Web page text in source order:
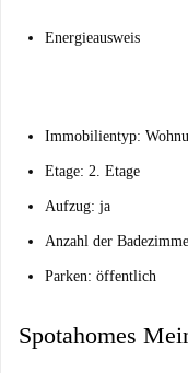
Energieausweis
Immobilientyp:
Etage: 2. Etage
Aufzug: ja
Anzahl der
Parken: öffentlich
Spotahomes